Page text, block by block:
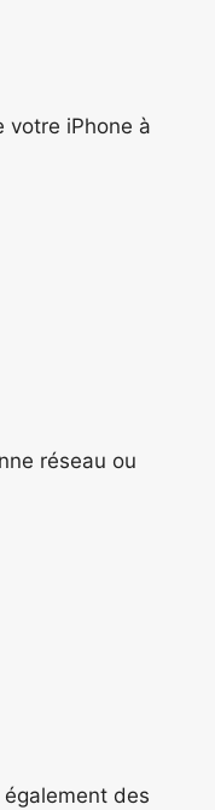
votre iPhone à
réseau ou
des